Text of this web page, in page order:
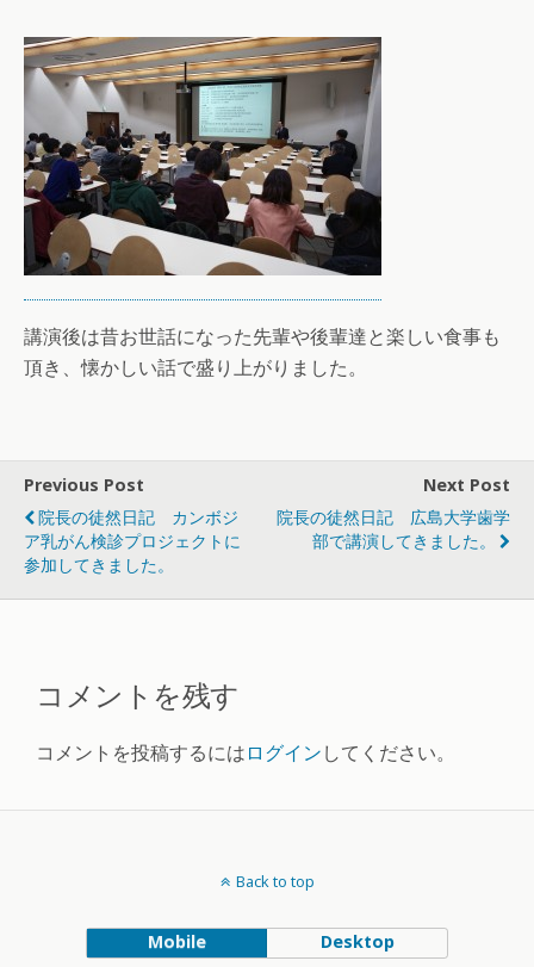
講演後は昔お世話になった先輩や後輩達と楽しい食事も
頂き、懐かしい話で盛り上がりました。
Previous Post
院長の徒然日記 カンボジ
ア乳がん検診プロジェクトに
参加してきました。
Next Post
院長の徒然日記 広島大学歯学
部で講演してきました。
コメントを残す
コメントを投稿するにはログインしてください。
Back to top
Mobile Desktop